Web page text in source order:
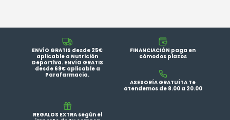
ENVÍO GRATIS desde 25€
aplicable a Nutrición
Deportiva. ENVÍO GRATIS
desde 69€ aplicable a
Parafarmacia.
FINANCIACIÓN paga en
cómodos plazos
ASESORÍA GRATUÍTA Te
atendemos de 8.00 a 20.00
REGALOS EXTRA según el